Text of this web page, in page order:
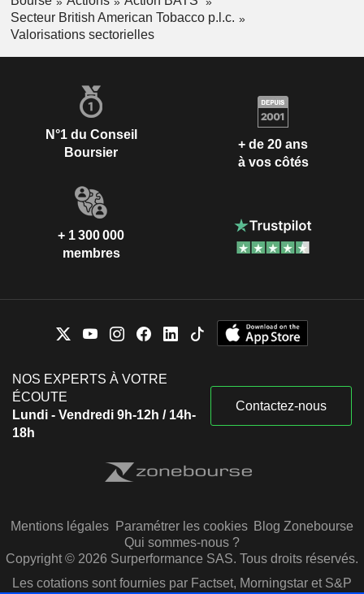
Secteur British American Tobacco p.l.c.
Valorisations sectorielles
N°1 du Conseil
Boursier
+ de 20 ans
à vos côtés
+ 1 300 000
membres
NOS EXPERTS À VOTRE
ÉCOUTE
Lundi - Vendredi 9h-12h / 14h-
18h
Contactez-nous
Mentions légales Paramétrer les cookies Blog Zonebourse
Qui sommes-nous ?
Copyright © 2026 Surperformance SAS. Tous droits réservés.
Les cotations sont fournies par Factset, Morningstar et S&P